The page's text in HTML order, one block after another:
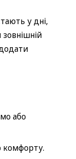
у дні,
або
комфорту.